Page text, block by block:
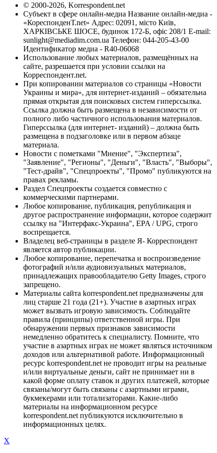
© 2000-2026, Korrespondent.net
Субъект в сфере онлайн-медиа Название онлайн-медиа -
«КореспонденТ.net» Адрес: 02091, місто Київ,
ХАРКІВСЬКЕ ШОСЕ, будинок 172-Б, офіс 208/1 E-mail:
sunlight@mediadim.com.ua Телефон: 044-205-43-00
Идентификатор медиа - R40-06068
Использование любых материалов, размещённых на
сайте, разрешается при условии ссылки на
Корреспондент.net.
При копировании материалов со страницы «Новости
Украины и мира», для интернет-изданий – обязательна
прямая открытая для поисковых систем гиперссылка.
Ссылка должна быть размещена в независимости от
полного либо частичного использования материалов.
Гиперссылка (для интернет- изданий) – должна быть
размещена в подзаголовке или в первом абзаце
материала.
Новости с пометками "Мнение", "Экспертиза",
"Заявление", "Регионы", "Деньги", "Власть", "Выборы",
"Тест-драйв", "Спецпроекты", "Промо" публикуются на
правах рекламы.
Раздел Спецпроекты создается совместно с
коммерческими партнерами.
Любое копирование, публикация, републикация и
другое распространение информации, которое содержит
ссылку на "Интерфакс-Украина", EPA / UPG, строго
воспрещается.
Владелец веб-страницы в разделе Я- Корреспондент
является автор публикации.
Любое копирование, перепечатка и воспроизведение
фотографий и/или аудиовизуальных материалов,
принадлежащих правообладателю Getty Images, строго
запрещено.
Материалы сайта korrespondent.net предназначены для
лиц старше 21 года (21+). Участие в азартных играх
может вызвать игровую зависимость. Соблюдайте
правила (принципы) ответственной игры. При
обнаружении первых признаков зависимости
немедленно обратитесь к специалисту. Помните, что
участие в азартных играх не может являться источником
доходов или альтернативой работе. Информационный
ресурс korrespondent.net не проводит игры на реальные
и/или виртуальные деньги, сайт не принимает ни в
какой форме оплату ставок и других платежей, которые
связаны/могут быть связаны с азартными играми,
букмекерами или тотализаторами. Какие-либо
материалы на информационном ресурсе
korrespondent.net публикуются исключительно в
информационных целях.
X